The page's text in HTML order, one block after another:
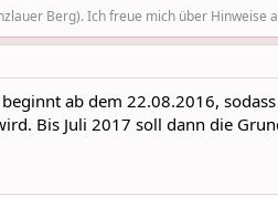
Berg). Ich freue mich über Hinweise
ab dem 22.08.2016,
Bis Juli 2017 soll dann die